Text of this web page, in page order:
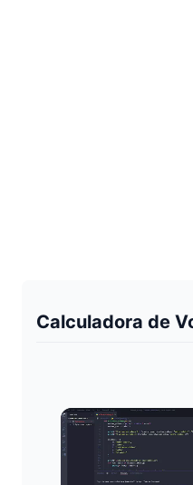
Calculadora de